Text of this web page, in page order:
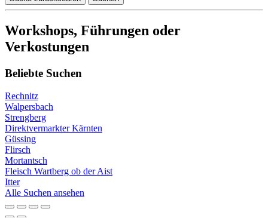
Workshops, Führungen oder
Verkostungen
Beliebte Suchen
Rechnitz
Walpersbach
Strengberg
Direktvermarkter Kärnten
Güssing
Flirsch
Mortantsch
Fleisch Wartberg ob der Aist
Itter
Alle Suchen ansehen